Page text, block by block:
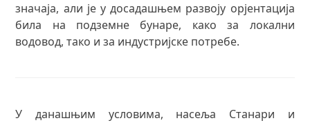
значаја, али је у досадашњем развоју орјентација
била на подземне бунаре, како за локални
водовод, тако и за индустријске потребе.
У данашњим условима, насеља Станари и